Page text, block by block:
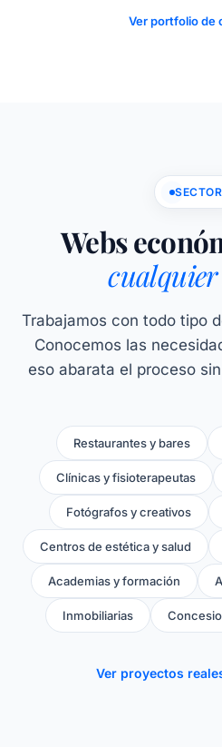
Ver portfolio de
Webs
cualquier
Trabajamos con todo tipo
Conocemos las
eso abarata el proceso
Restaurantes y bares
Clínicas y fisioterapeutas
Fotógrafos y creativos
Centros de estética y salud
Academias y formación
Inmobiliarias
Ver proyectos